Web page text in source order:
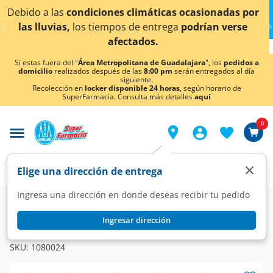
< div class="carousel-inner">
ocasionadas por
entregapodrían verse
¡Ahora también en
Si estas fuera del "Área Metropolitana de Guadalajara", los pedidos a
domicilio realizados después de las8:00 pm serán entregados al día
siguiente.
Recolección en locker disponible 24 horas, según horario de
SuperFarmacia. Consulta más detallesaquí
Elige una dirección de entrega
Ingresa una dirección en donde deseas recibir tu pedido
Ingresar dirección
×
0
Farmacia Visual Oftalmología
Virgangel Gel Oftálmica, 1.5mg/gr 5 gr.
SKU: 1080024